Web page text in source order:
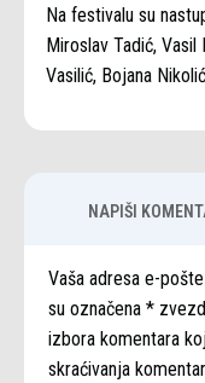
Na festivalu su
Miroslav Tadić,
Vasilić, Bojana
NAPIŠI
Vaša adresa e-
su označena *
izbora komentara
skraćivanja